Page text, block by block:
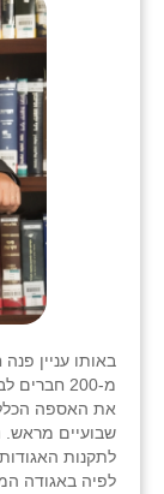
באותו עניין
מ-200
את האספה